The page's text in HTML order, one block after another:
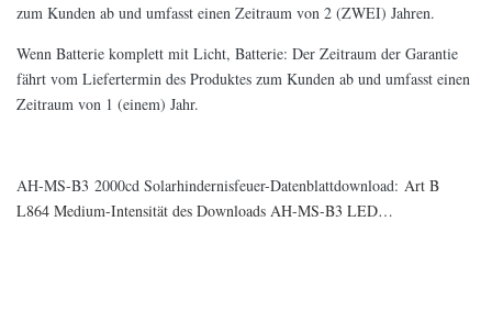
zum Kunden ab und umfasst einen Zeitraum von 2 (ZWEI) Jahren.
Wenn Batterie komplett mit Licht, Batterie: Der Zeitraum der Garantie
fährt vom Liefertermin des Produktes zum Kunden ab und umfasst einen
Zeitraum von 1 (einem) Jahr.
AH-MS-B3 2000cd Solarhindernisfeuer-Datenblattdownload: Art B
L864 Medium-Intensität des Downloads AH-MS-B3 LED…